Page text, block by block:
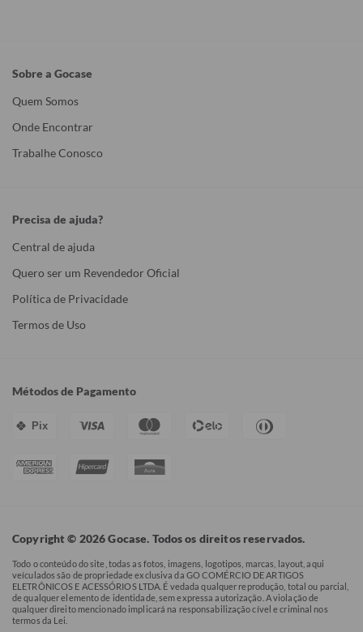
Sobre a Gocase
Quem Somos
Onde Encontrar
Trabalhe Conosco
Precisa de ajuda?
Central de ajuda
Quero ser um Revendedor Oficial
Política de Privacidade
Termos de Uso
Métodos de Pagamento
Pix
Copyright © 2026 Gocase. Todos os direitos reservados.
Todo o conteúdo do site, todas as fotos, imagens, logotipos, marcas, layout, aqui
veículados são de propriedade exclusiva da GO COMÉRCIO DE ARTIGOS
ELETRÔNICOS E ACESSÓRIOS LTDA. É vedada qualquer reprodução, total ou parcial,
de qualquer elemento de identidade, sem expressa autorização. A violação de
qualquer direito mencionado implicará na responsabilização cível e criminal nos
termos da Lei.